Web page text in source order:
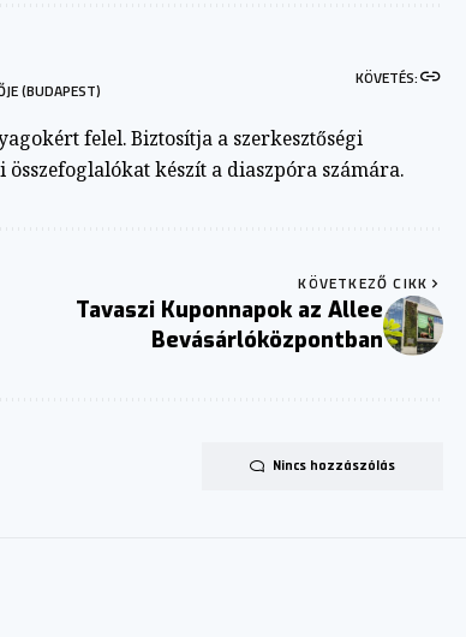
(BUDAPEST)
KÖVETÉS:
felel. Biztosítja a szerkesztőségi
összefoglalókat készít a diaszpóra számára.
KÖVETKEZŐ CIKK
Tavaszi Kuponnapok az Allee
Bevásárlóközpontban
Nincs hozzászólás